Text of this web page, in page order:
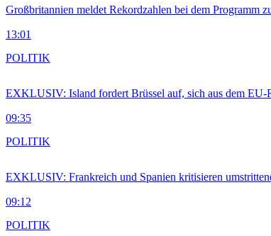
Großbritannien meldet Rekordzahlen bei dem Programm
13:01
EXKLUSIV: Island fordert Brüssel auf, sich aus dem EU-
09:35
POLITIK
EXKLUSIV: Frankreich und Spanien kritisieren
09:12
POLITIK
POLITIK